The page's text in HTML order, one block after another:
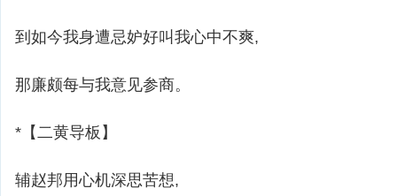
到如今我身遭忌妒好叫我心中不爽,
那廉颇每与我意见参商。
*【二黄导板】
辅赵邦用心机深思苦想,